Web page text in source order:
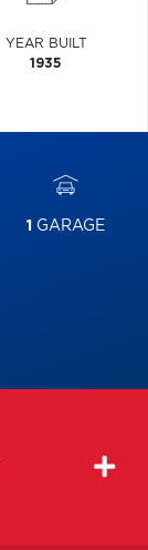
YEAR BUILT
1935
1 GARAGE